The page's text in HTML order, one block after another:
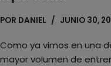
POR DANIEL JUNIO 30,
Como ya vimos en una
mayor volumen de